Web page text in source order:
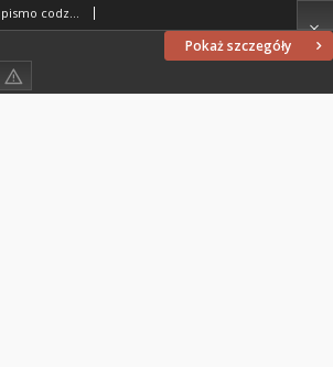
Pokaż szczegóły
Wiadomości Mazurskie : pismo codzienne. 1946 (R. 2), nr 251 (262)